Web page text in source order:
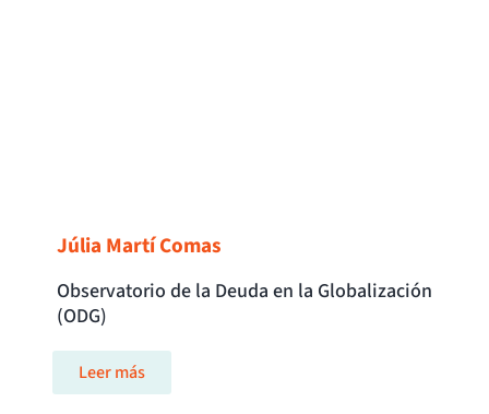
Júlia Martí Comas
Observatorio de la Deuda en la Globalización
(ODG)
Leer más